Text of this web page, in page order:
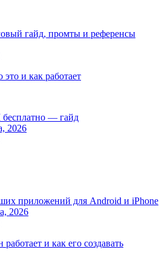
гайд, промты и референсы
бесплатно — гайд
2026
приложений для Android и iPhone
2026